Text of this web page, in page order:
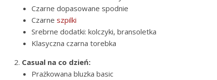
Czarne dopasowane spodnie
Czarne szpilki
Srebrne dodatki: kolczyki, bransoletka
Klasyczna czarna torebka
Casual na co dzień:
Prażkowana bluzka basic